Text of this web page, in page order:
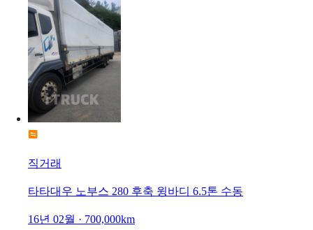
직거래
타타대우 노부스 280 후축 윙바디 6.5톤 수동
16년 02월 · 700,000km